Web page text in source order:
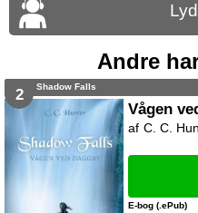
Andre
2 Shadow Falls
Vågen
E-bog (.ePub)
C. C.